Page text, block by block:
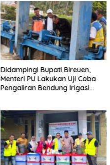
Didampingi Bupati Bireuen,
Menteri PU Lakukan Uji Coba
Pengaliran Bendung Irigasi